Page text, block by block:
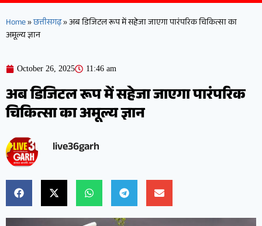
Home»छत्तीसगढ़»अब डिजिटल रूप में सहेजा जाएगा पारंपरिक चिकित्सा का
अमूल्य ज्ञान
October 26, 2025 11:46 am
अब डिजिटल रूप में सहेजा जाएगा पारंपरिक
चिकित्सा का अमूल्य ज्ञान
live36garh